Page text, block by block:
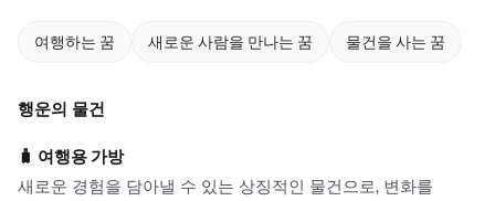
여행하는 꿈 새로운 사람을 만나는 꿈 물건을 사는 꿈
행운의 물건
🧳 여행용 가방
새로운 경험을 담아낼 수 있는 상징적인 물건으로, 변화를